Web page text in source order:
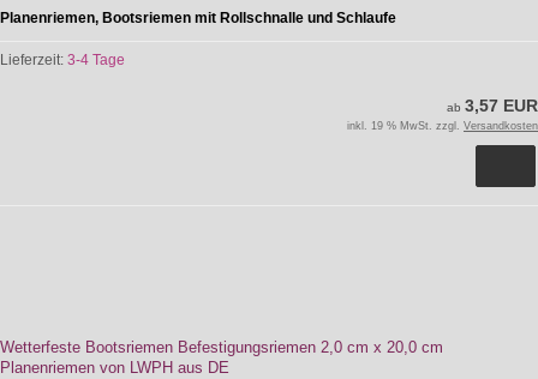
Planenriemen, Bootsriemen mit Rollschnalle und Schlaufe
Lieferzeit: 3-4 Tage
ab 3,57 EUR
inkl. 19 % MwSt. zzgl. Versandkosten
Wetterfeste Bootsriemen Befestigungsriemen 2,0 cm x 20,0 cm
Planenriemen von LWPH aus DE